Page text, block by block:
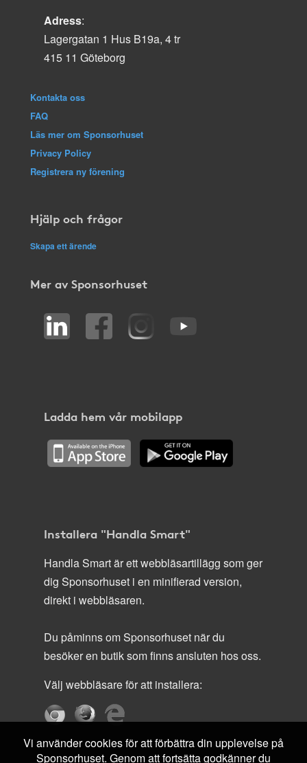
Adress:
Lagergatan 1 Hus B19a, 4 tr
415 11 Göteborg
Kontakta oss
FAQ
Läs mer om Sponsorhuset
Privacy Policy
Registrera ny förening
Hjälp och frågor
Skapa ett ärende
Mer av Sponsorhuset
Ladda hem vår mobilapp
Installera "Handla Smart"
Handla Smart är ett webbläsartillägg som ger
dig Sponsorhuset i en minifierad version,
direkt i webbläsaren.
Du påminns om Sponsorhuset när du
besöker en butik som finns ansluten hos oss.
Välj webbläsare för att installera:
Vi använder cookies för att förbättra din upplevelse på
Sponsorhuset. Genom att fortsätta godkänner du